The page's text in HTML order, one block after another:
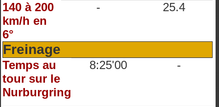
140 à 200
km/h en
6°
- 25.4
Freinage
Temps au
tour sur le
Nurburgring
8:25'00 -